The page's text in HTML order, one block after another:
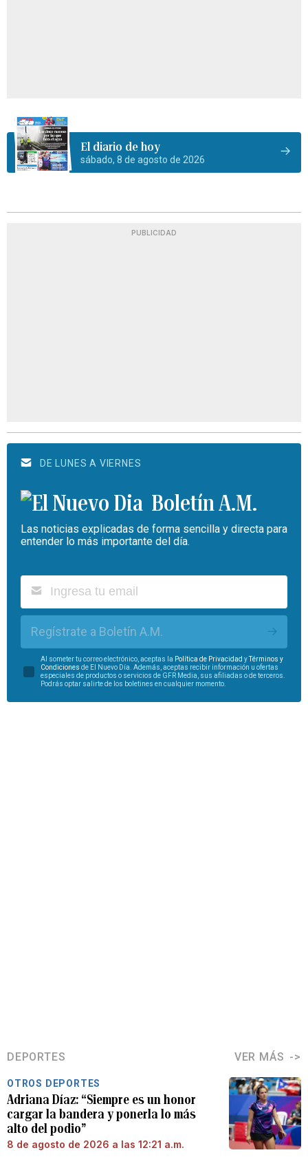
El diario de hoy
sábado, 8 de agosto de 2026
PUBLICIDAD
DE LUNES A VIERNES
Boletín A.M.
Las noticias explicadas de forma sencilla y directa para
entender lo más importante del día.
Regístrate a Boletín A.M.
Al someter tu correo electrónico, aceptas la Política de Privacidad yTérminos y
Condiciones de El Nuevo Día. Además, aceptas recibir información u ofertas
especiales de productos o servicios de GFR Media, sus afiliadas o de terceros.
Podrás optar salirte de los boletines en cualquier momento.
DEPORTES VER MÁS
OTROS DEPORTES
Adriana Díaz: “Siempre es un honor
cargar la bandera y ponerla lo más
alto del podio”
8 de agosto de 2026 a las 12:21 a.m.